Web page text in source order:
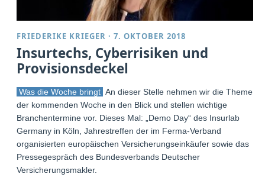
FRIEDERIKE KRIEGER ·7. OKTOBER 2018
Insurtechs, Cyberrisiken und
Provisionsdeckel
Was die Woche bringt An dieser Stelle nehmen wir die Themen
der kommenden Woche in den Blick und stellen wichtige
Branchentermine vor. Dieses Mal: „Demo Day“ des Insurlab
Germany in Köln, Jahrestreffen der im Ferma-Verband
organisierten europäischen Versicherungseinkäufer sowie das
Pressegespräch des Bundesverbands Deutscher
Versicherungsmakler.